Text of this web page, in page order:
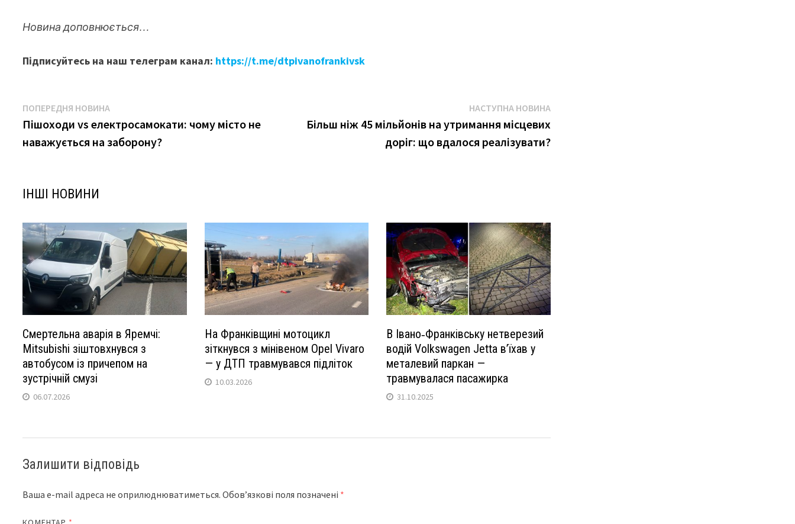
Новина доповнюється…
Підписуйтесь на наш телеграм канал: https://t.me/dtpivanofrankivsk
Навігація
записів
ПОПЕРЕДНЯ НОВИНАПопередня
новина:
Пішоходи vs електросамокати: чому місто не
наважується на заборону?
НАСТУПНА НОВИНАНаступна
новина:
Більш ніж 45 мільйонів на утримання місцевих
доріг: що вдалося реалізувати?
ІНШІ НОВИНИ
Смертельна аварія в Яремчі:
Mitsubishi зіштовхнувся з
автобусом із причепом на
зустрічній смузі
06.07.2026
На Франківщині мотоцикл
зіткнувся з мінівеном Opel Vivaro
— у ДТП травмувався підліток
10.03.2026
В Івано‑Франківську нетверезий
водій Volkswagen Jetta в’їхав у
металевий паркан —
травмувалаcя пасажирка
31.10.2025
Залишити відповідь
Ваша e-mail адреса не оприлюднюватиметься. Обов’язкові поля позначені *